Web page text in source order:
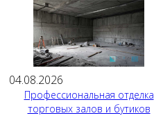
04.08.2026
Профессиональная отделка
торговых залов и бутиков